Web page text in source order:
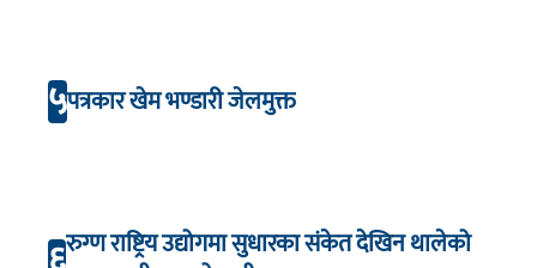
५पत्रकार खेम भण्डारी जेलमुक्त
रुग्ण राष्ट्रिय उद्योगमा सुधारका संकेत देखिन थालेको